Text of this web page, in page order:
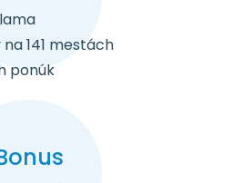
141 mestách
ponúk